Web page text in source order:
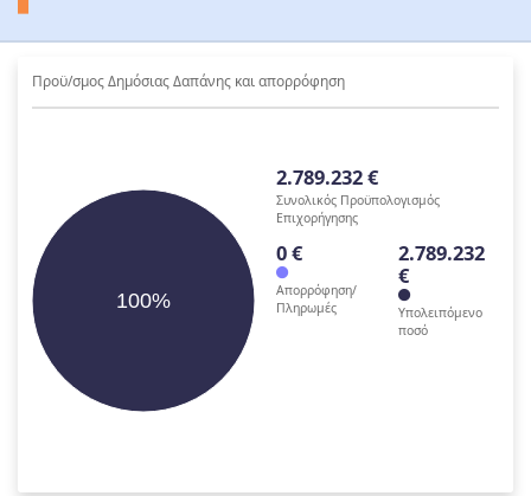
Προϋ/σμος Δημόσιας Δαπάνης και απορρόφηση
100%
2.789.232 €
Συνολικός Προϋπολογισμός
Επιχορήγησης
0 €
Απορρόφηση/
Πληρωμές
2.789.232
€
Υπολειπόμενο
ποσό